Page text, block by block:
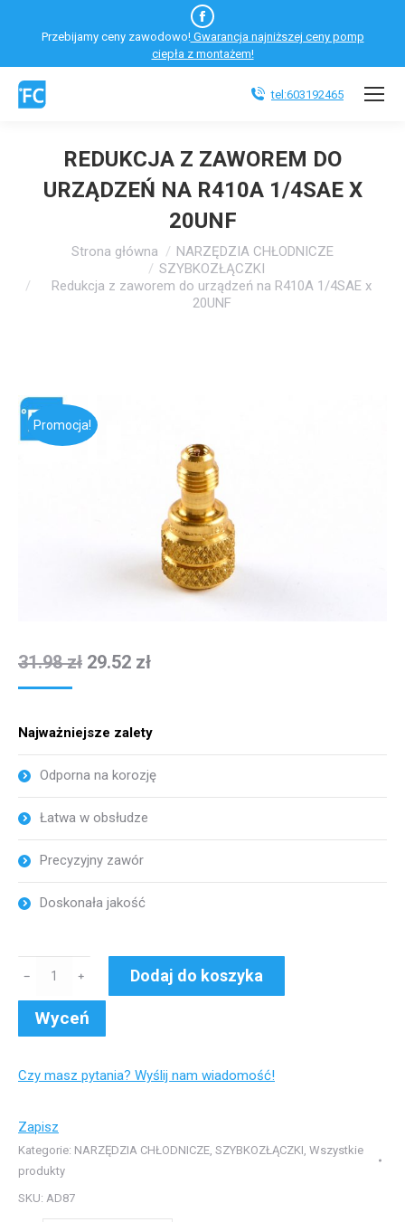
Facebook
otworzy
się
Przebijamy ceny zawodowo!Gwarancja najniższej ceny pomp
ciepła z montażem!
tel:603192465
REDUKCJA Z ZAWOREM DO
URZĄDZEŃ NA R410A 1/4SAE X
20UNF
Jesteś tutaj:Strona główna
NARZĘDZIA CHŁODNICZE
SZYBKOZŁĄCZKI
Redukcja z zaworem do urządzeń na R410A 1/4SAE x
20UNF
Promocja!
31.98zł 29.52 zł
Najważniejsze zalety
Odporna na korozję
Łatwa w obsłudze
Precyzyjny zawór
Doskonała jakość
zaworem
R410A
1/4SAE
﹣ ﹢ Dodaj do koszyka
Wyceń
Czy masz pytania? Wyślij nam wiadomość!
Zapisz
Kategorie: NARZĘDZIA CHŁODNICZE SZYBKOZŁĄCZKI Wszystkie
produkty
SKU: AD87